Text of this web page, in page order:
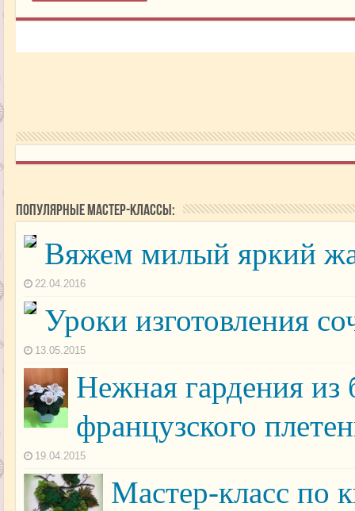
Популярные мастер-классы:
Вяжем милый яркий
22.04.2016
Уроки изготовления
13.05.2015
Нежная гардения из
французского
19.04.2015
Мастер-класс по